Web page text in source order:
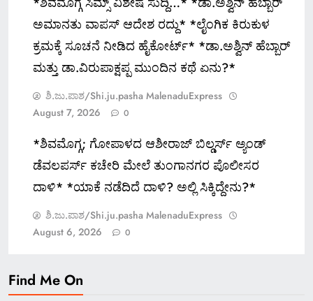
ಅಮಾನತು ವಾಪಸ್ ಆದೇಶ ರದ್ದು* *ಲೈಂಗಿಕ ಕಿರುಕುಳ
ಕ್ರಮಕ್ಕೆ ಸೂಚನೆ ನೀಡಿದ ಹೈಕೋರ್ಟ್* *ಡಾ.ಅಶ್ವಿನ್ ಹೆಬ್ಬಾರ್
ಮತ್ತು ಡಾ.ವಿರುಪಾಕ್ಷಪ್ಪ ಮುಂದಿನ ಕಥೆ ಏನು?*
ಶಿ.ಜು.ಪಾಶ/Shi.ju.pasha MalenaduExpress
August 7, 2026
0
*ಶಿವಮೊಗ್ಗ; ಗೋಪಾಳದ ಆಶೀರಾಜ್ ಬಿಲ್ಡರ್ಸ್ ಅ್ಯಂಡ್
ಡೆವಲಪರ್ಸ್ ಕಚೇರಿ ಮೇಲೆ ತುಂಗಾನಗರ ಪೊಲೀಸರ
ದಾಳಿ* *ಯಾಕೆ ನಡೆದಿದೆ ದಾಳಿ? ಅಲ್ಲಿ ಸಿಕ್ಕಿದ್ದೇನು?*
ಶಿ.ಜು.ಪಾಶ/Shi.ju.pasha MalenaduExpress
August 6, 2026
0
Find Me On